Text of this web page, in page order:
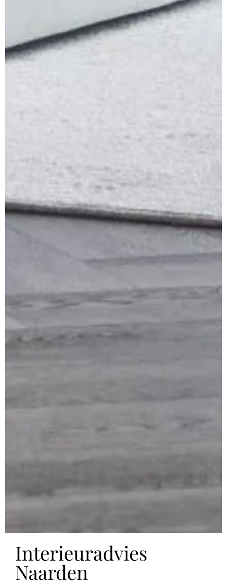
Interieuradvies
Naarden